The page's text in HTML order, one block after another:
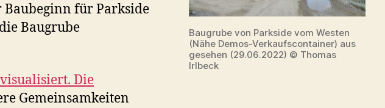
Baugrube von Parkside vom Westen
(Nähe Demos-Verkaufscontainer) aus
gesehen (29.06.2022) © Thomas
Irlbeck
Baubeginn für Parkside
Baugrube
Die
Gemeinsamkeiten